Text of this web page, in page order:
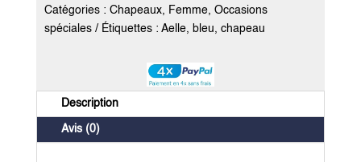
Catégories : Chapeaux, Femme, Occasions
spéciales
Étiquettes : Aelle, bleu, chapeau
Description
Avis (0)